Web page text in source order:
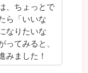
、ちょっとで
ら「いいな
なりたいな
ってみると、
みました！